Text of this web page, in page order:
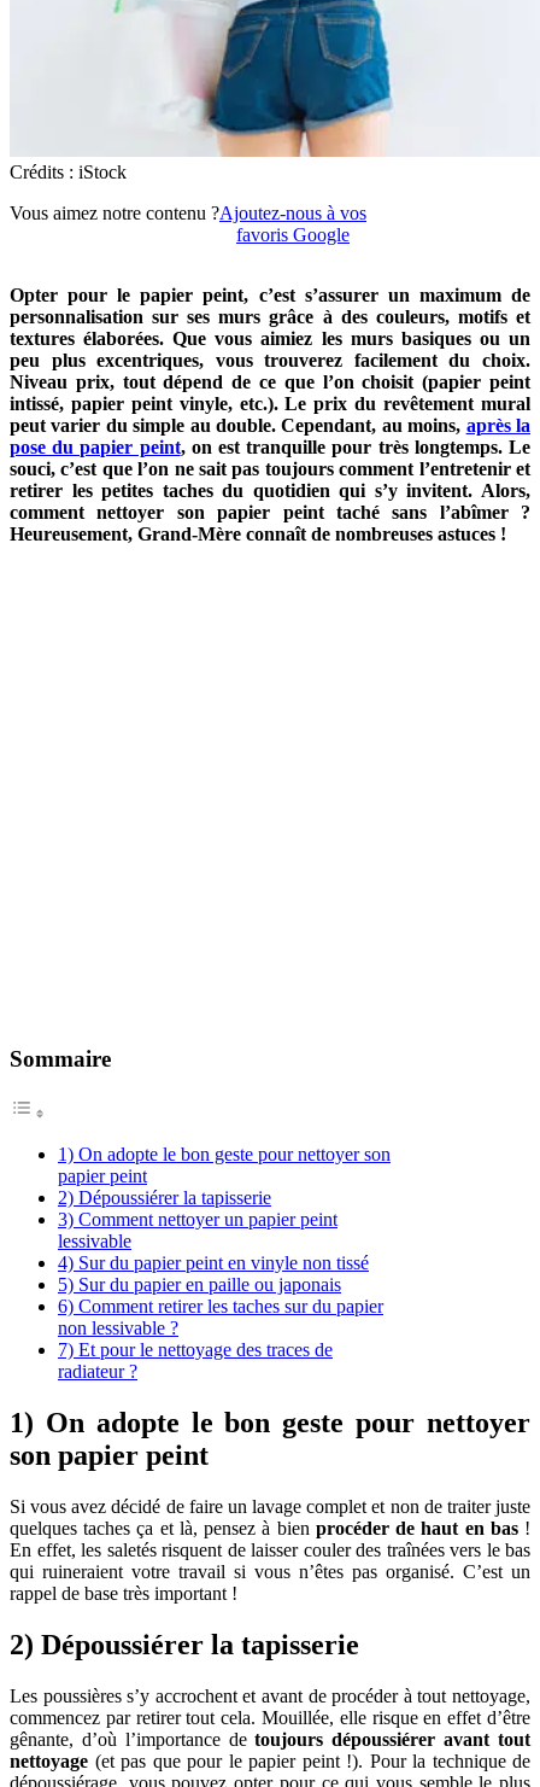
Crédits : iStock
Vous aimez notre contenu ?Ajoutez-nous à vos
favoris Google
Opter pour le papier peint, c’est s’assurer un maximum de
personnalisation sur ses murs grâce à des couleurs, motifs et
textures élaborées. Que vous aimiez les murs basiques ou un
peu plus excentriques, vous trouverez facilement du choix.
Niveau prix, tout dépend de ce que l’on choisit (papier peint
intissé, papier peint vinyle, etc.). Le prix du revêtement mural
peut varier du simple au double. Cependant, au moins, après la
pose du papier peint, on est tranquille pour très longtemps. Le
souci, c’est que l’on ne sait pas toujours comment l’entretenir et
retirer les petites taches du quotidien qui s’y invitent. Alors,
comment nettoyer son papier peint taché sans l’abîmer ?
Heureusement, Grand-Mère connaît de nombreuses astuces !
Sommaire
1) On adopte le bon geste pour nettoyer son
papier peint
2) Dépoussiérer la tapisserie
3) Comment nettoyer un papier peint
lessivable
4) Sur du papier peint en vinyle non tissé
5) Sur du papier en paille ou japonais
6) Comment retirer les taches sur du papier
non lessivable ?
7) Et pour le nettoyage des traces de
radiateur ?
1) On adopte le bon geste pour nettoyer
son papier peint
Si vous avez décidé de faire un lavage complet et non de traiter juste
quelques taches ça et là, pensez à bien procéder de haut en bas!
En effet, les saletés risquent de laisser couler des traînées vers le bas
qui ruineraient votre travail si vous n’êtes pas organisé. C’est un
rappel de base très important !
2) Dépoussiérer la tapisserie
Les poussières s’y accrochent et avant de procéder à tout nettoyage,
commencez par retirer tout cela. Mouillée, elle risque en effet d’être
gênante, d’où l’importance detoujours dépoussiérer avant tout
nettoyage (et pas que pour le papier peint !). Pour la technique de
dépoussiérage, vous pouvez opter pour ce qui vous semble le plus